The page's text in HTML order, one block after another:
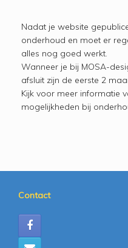
Nadat je website
onderhoud en moet er
alles nog goed werkt.
Wanneer je bij MOSA-
afsluit zijn de eerste 2
Kijk voor meer informatie
mogelijkheden bij
Contact